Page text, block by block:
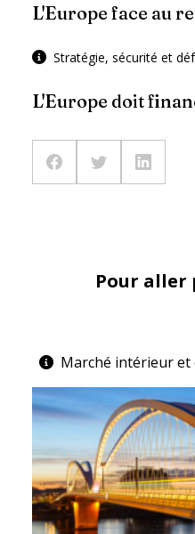
L'Europe face au
Stratégie, sécurité et
L'Europe doit
Pour aller
Marché intérieur et